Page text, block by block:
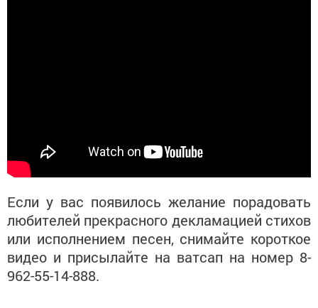
Если у вас появилось желание порадовать
любителей прекрасного декламацией стихов
или исполнением песен, снимайте короткое
видео и присылайте на ватсап на номер 8-
962-55-14-888.